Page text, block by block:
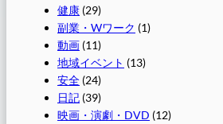
健康 (29)
副業・Wワーク (1)
動画 (11)
地域イベント (13)
安全 (24)
日記 (39)
映画・演劇・DVD (12)